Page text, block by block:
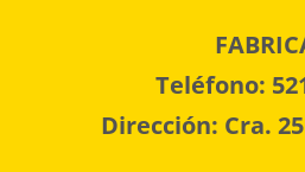
Teléfono:
Dirección: Cra.